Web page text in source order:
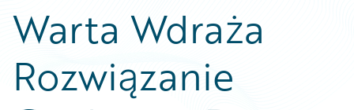
Warta Wdraża
Rozwiązanie